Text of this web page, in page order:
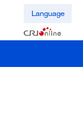
Language